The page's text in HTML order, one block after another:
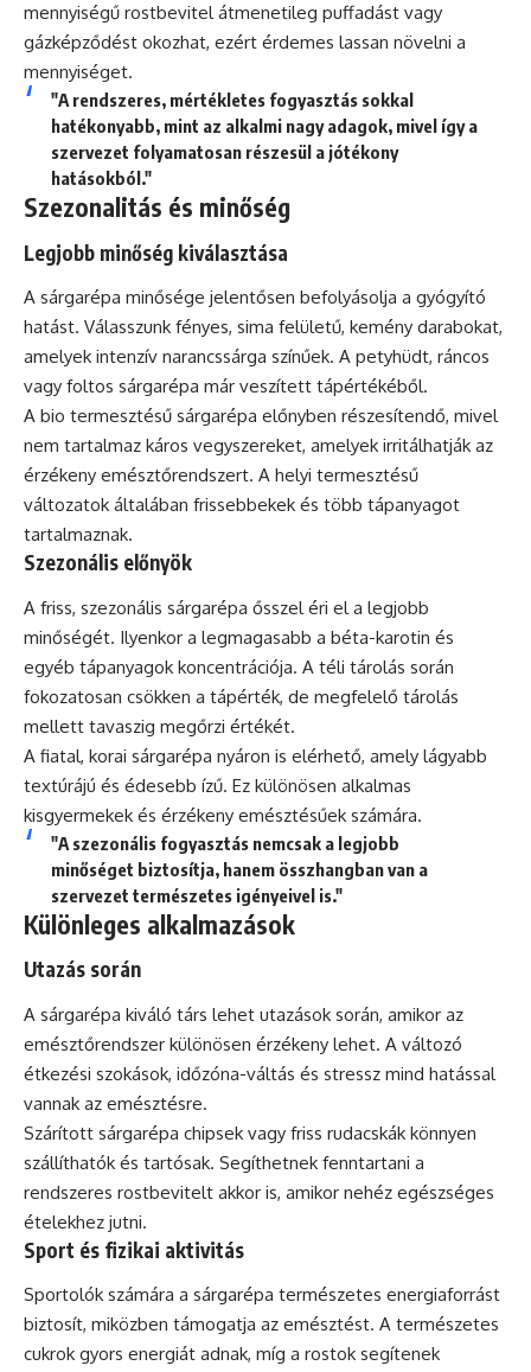
mennyiségű rostbevitel átmenetileg puffadást vagy
gázképződést okozhat, ezért érdemes lassan növelni a
mennyiséget.
"A rendszeres, mértékletes fogyasztás sokkal
hatékonyabb, mint az alkalmi nagy adagok, mivel így a
szervezet folyamatosan részesül a jótékony
hatásokból."
Szezonalitás és minőség
Legjobb minőség kiválasztása
A sárgarépa minősége jelentősen befolyásolja a gyógyító
hatást. Válasszunk fényes, sima felületű, kemény darabokat,
amelyek intenzív narancssárga színűek. A petyhüdt, ráncos
vagy foltos sárgarépa már veszített tápértékéből.
A bio termesztésű sárgarépa előnyben részesítendő, mivel
nem tartalmaz káros vegyszereket, amelyek irritálhatják az
érzékeny emésztőrendszert. A helyi termesztésű
változatok általában frissebbekek és több tápanyagot
tartalmaznak.
Szezonális előnyök
A friss, szezonális sárgarépa ősszel éri el a legjobb
minőségét. Ilyenkor a legmagasabb a béta-karotin és
egyéb tápanyagok koncentrációja. A téli tárolás során
fokozatosan csökken a tápérték, de megfelelő tárolás
mellett tavaszig megőrzi értékét.
A fiatal, korai sárgarépa nyáron is elérhető, amely lágyabb
textúrájú és édesebb ízű. Ez különösen alkalmas
kisgyermekek és érzékeny emésztésűek számára.
"A szezonális fogyasztás nemcsak a legjobb
minőséget biztosítja, hanem összhangban van a
szervezet természetes igényeivel is."
Különleges alkalmazások
Utazás során
A sárgarépa kiváló társ lehet utazások során, amikor az
emésztőrendszer különösen érzékeny lehet. A változó
étkezési szokások, időzóna-váltás és stressz mind hatással
vannak az emésztésre.
Szárított sárgarépa chipsek vagy friss rudacskák könnyen
szállíthatók és tartósak. Segíthetnek fenntartani a
rendszeres rostbevitelt akkor is, amikor nehéz egészséges
ételekhez jutni.
Sport és fizikai aktivitás
Sportolók számára a sárgarépa természetes energiaforrást
biztosít, miközben támogatja az emésztést. A természetes
cukrok gyors energiát adnak, míg a rostok segítenek